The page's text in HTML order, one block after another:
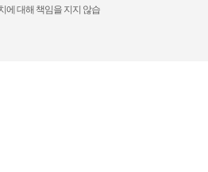
에 대해 책임을 지지 않습